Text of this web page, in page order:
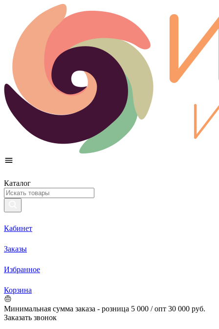
Каталог
Кабинет
Заказы
Избранное
Корзина
Минимальная сумма заказа - розница 5 000 / опт 30 000 руб.
Заказать звонок